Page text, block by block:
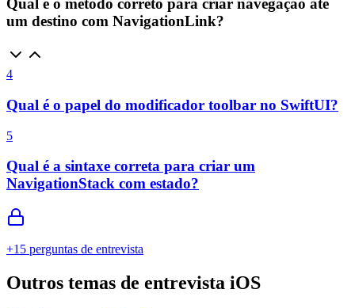
Qual é o método correto para criar navegação até
um destino com NavigationLink?
4
Qual é o papel do modificador toolbar no SwiftUI?
5
Qual é a sintaxe correta para criar um
NavigationStack com estado?
+15 perguntas de entrevista
Outros temas de entrevista iOS